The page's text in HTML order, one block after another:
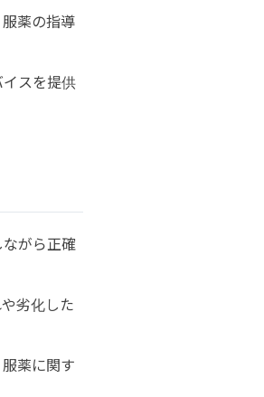
薬の指導
スを提供
がら正確
劣化した
薬に関す